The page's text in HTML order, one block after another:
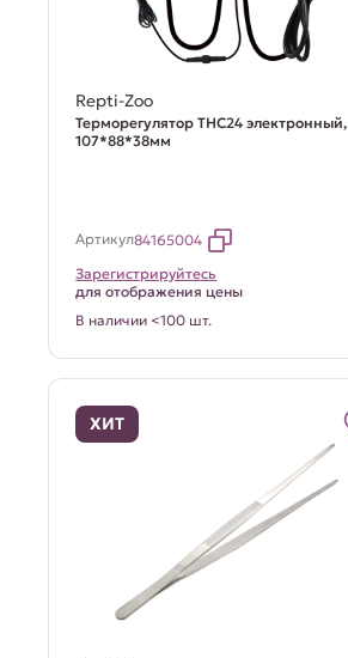
Repti-Zoo
Терморегулятор THC24 электронный,
107*88*38мм
Артикул84165004
Зарегистрируйтесь
для отображения цены
В наличии <100 шт.
ХИТ